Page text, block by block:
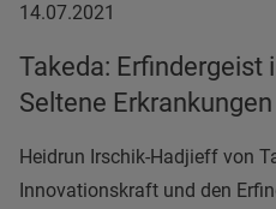
14.07.2021
14.07.2021
Takeda: Erfindergeist
Seltene Erkrankungen
Heidrun Irschik-Hadjieff von
Innovationskraft und den